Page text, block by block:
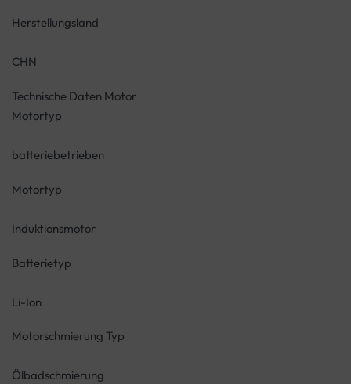
Herstellungsland
CHN
Technische Daten Motor
Motortyp
batteriebetrieben
Motortyp
Induktionsmotor
Batterietyp
Li-Ion
Motorschmierung Typ
Ölbadschmierung